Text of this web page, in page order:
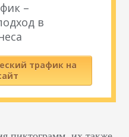
–
в
трафик на